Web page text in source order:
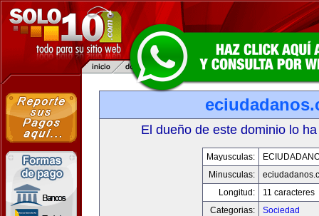
El dueño de este dominio lo
Mayusculas:
Minusculas:
Longitud:
11 caracteres
Categorias:
Sociedad